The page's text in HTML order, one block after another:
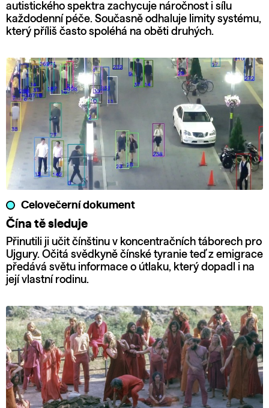
autistického spektra zachycuje náročnost i sílu
každodenní péče. Současně odhaluje limity systému,
který příliš často spoléhá na oběti druhých.
Celovečerní dokument
Čína tě sleduje
Přinutili ji učit čínštinu v koncentračních táborech pro
Ujgury. Očitá svědkyně čínské tyranie teď z emigrace
předává světu informace o útlaku, který dopadl i na
její vlastní rodinu.